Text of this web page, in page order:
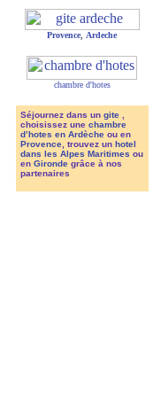
Provence Ardeche
chambre d'hotes
Séjournez dans un gite
choisissez une chambre
d’hotes en Ardècheou en
Provence, trouvez un hotel
dans les Alpes Maritimes ou
en Girondegrâce à nos
partenaires